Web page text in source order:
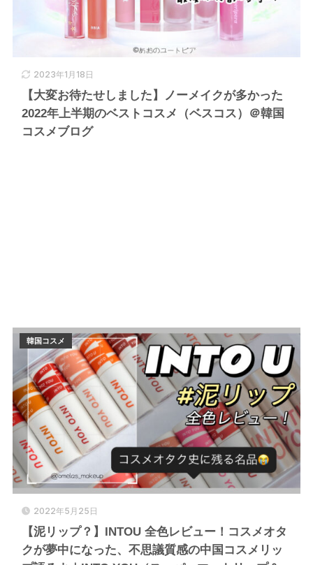
2023年1月18日
【大変お待たせしました】ノーメイクが多かった
2022年上半期のベストコスメ（ベスコス）＠韓国
コスメブログ
2022年5月25日
【泥リップ？】INTOU 全色レビュー！コスメオタ
クが夢中になった、不思議質感の中国コスメリッ
韓国コスメ